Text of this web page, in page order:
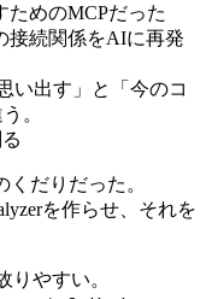
ためのMCPだった
接続関係をAIに再発
い出す」と「今のコ
。
くだりだった。
を作らせ、それを
りやすい。